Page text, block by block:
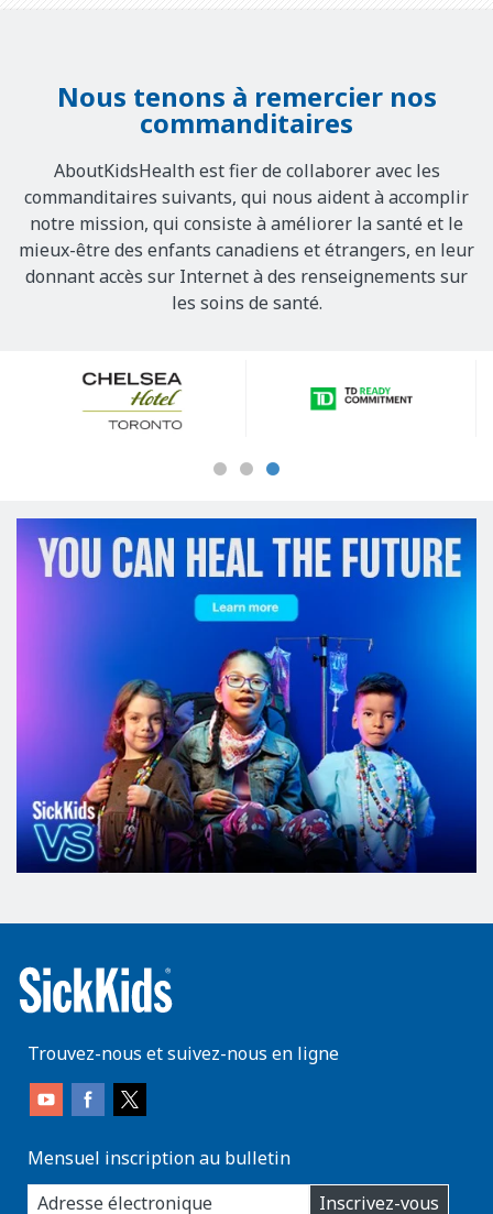
Nous tenons à remercier nos
commanditaires
AboutKidsHealth est fier de collaborer avec les
commanditaires suivants, qui nous aident à accomplir
notre mission, qui consiste à améliorer la santé et le
mieux-être des enfants canadiens et étrangers, en leur
donnant accès sur Internet à des renseignements sur
les soins de santé.
Sponsors
Trouvez-nous et suivez-nous en ligne
Mensuel inscription au bulletin
enter
you
Inscrivez-vous